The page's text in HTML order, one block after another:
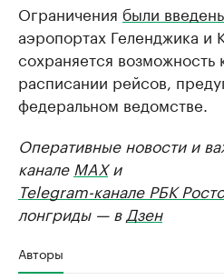
Ограничения были
аэропортах Геленджика и
сохраняется возможность
расписании рейсов,
федеральном ведомстве.
Оперативные новости и
канале MAXи
Telegram-канале РБК
лонгриды — в Дзен
Авторы